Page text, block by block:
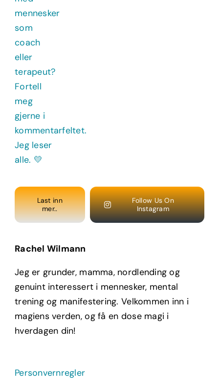
Last inn
mer..
Follow Us On
Instagram
Rachel Wilmann
Jeg er grunder, mamma, nordlending og
genuint interessert i mennesker, mental
trening og manifestering. Velkommen inn i
magiens verden, og få en dose magi i
hverdagen din!
Personvernregler